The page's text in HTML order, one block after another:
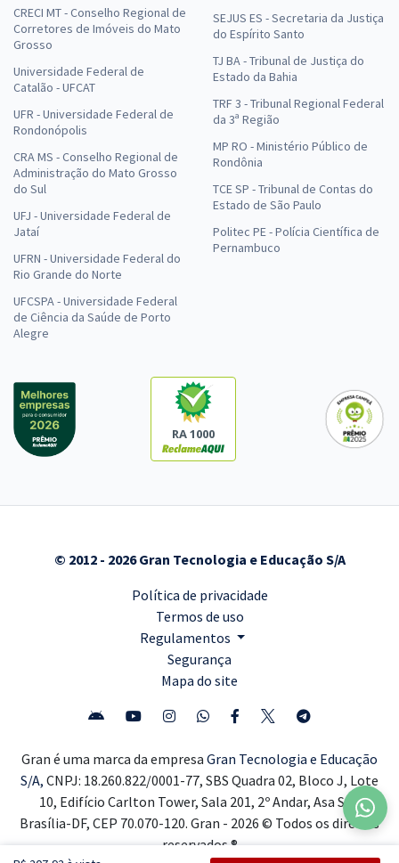
CRECI MT - Conselho Regional de
Corretores de Imóveis do Mato
Grosso
Universidade Federal de
Catalão - UFCAT
UFR - Universidade Federal de
Rondonópolis
CRA MS - Conselho Regional de
Administração do Mato Grosso
do Sul
UFJ - Universidade Federal de
Jataí
UFRN - Universidade Federal do
Rio Grande do Norte
UFCSPA - Universidade Federal
de Ciência da Saúde de Porto
Alegre
SEJUS ES - Secretaria da Justiça
do Espírito Santo
TJ BA - Tribunal de Justiça do
Estado da Bahia
TRF 3 - Tribunal Regional Federal
da 3ª Região
MP RO - Ministério Público de
Rondônia
TCE SP - Tribunal de Contas do
Estado de São Paulo
Politec PE - Polícia Científica de
Pernambuco
RA 1000
© 2012 - 2026 Gran Tecnologia e Educação S/A
Política de privacidade
Termos de uso
Regulamentos
Segurança
Mapa do site
Gran é uma marca da empresa Gran Tecnologia e Educação
S/A, CNPJ: 18.260.822/0001-77, SBS Quadra 02, Bloco J, Lote
10, Edifício Carlton Tower, Sala 201, 2º Andar, Asa Sul,
Brasília-DF, CEP 70.070-120. Gran - 2026 © Todos os direitos
reservados ®